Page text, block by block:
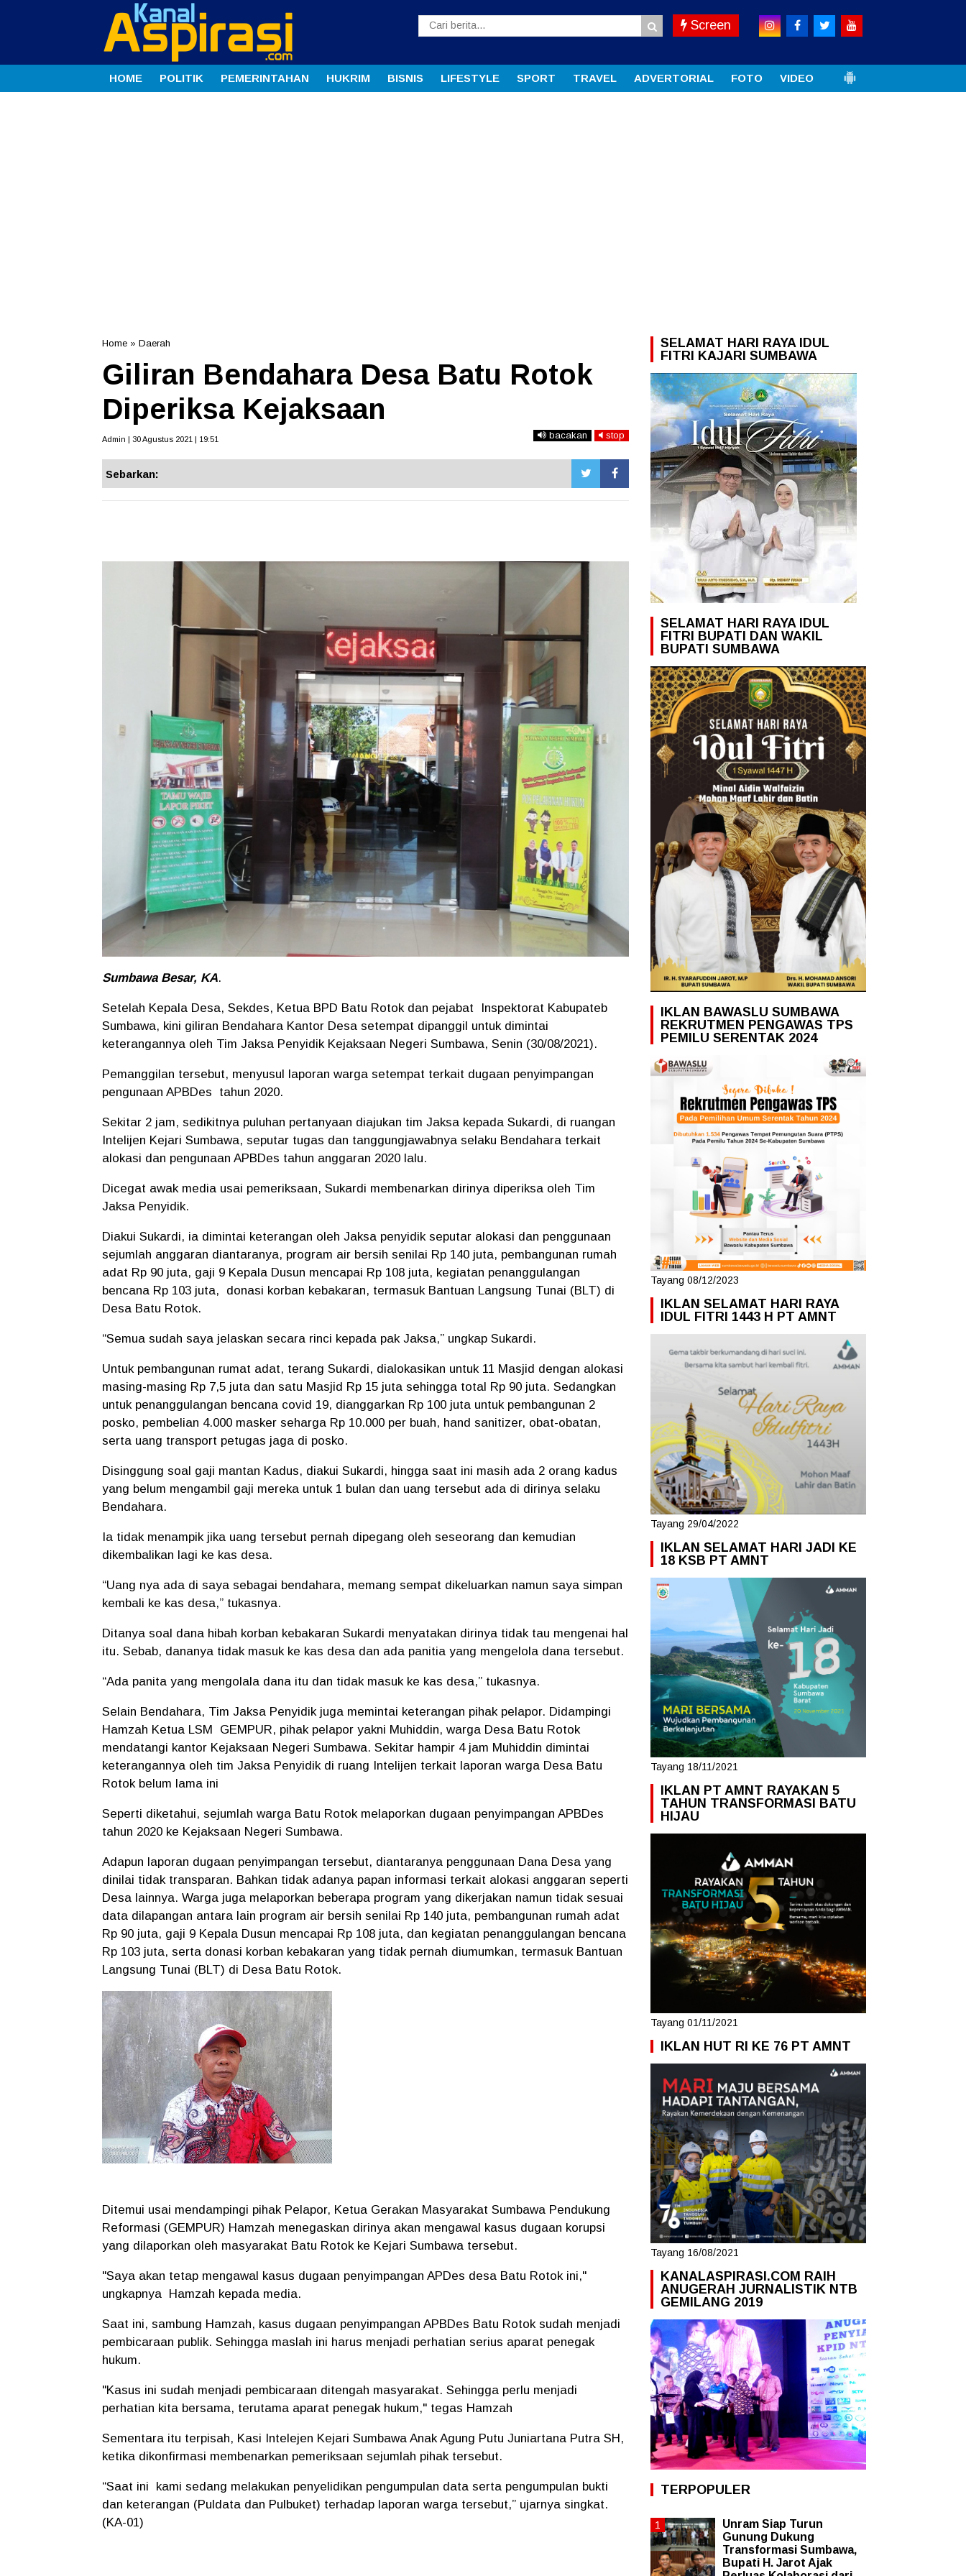
Screen
HOME POLITIK PEMERINTAHAN HUKRIM BISNIS LIFESTYLE SPORT TRAVEL ADVERTORIAL FOTO VIDEO
Home » Daerah
Giliran Bendahara Desa Batu Rotok
Diperiksa Kejaksaan
Admin | 30 Agustus 2021 | 19:51 bacakan stop
Sebarkan:
Sumbawa Besar, KA.
Setelah Kepala Desa, Sekdes, Ketua BPD Batu Rotok dan pejabat Inspektorat Kabupateb
Sumbawa, kini giliran Bendahara Kantor Desa setempat dipanggil untuk dimintai
keterangannya oleh Tim Jaksa Penyidik Kejaksaan Negeri Sumbawa, Senin (30/08/2021).
Pemanggilan tersebut, menyusul laporan warga setempat terkait dugaan penyimpangan
pengunaan APBDes tahun 2020.
Sekitar 2 jam, sedikitnya puluhan pertanyaan diajukan tim Jaksa kepada Sukardi, di ruangan
Intelijen Kejari Sumbawa, seputar tugas dan tanggungjawabnya selaku Bendahara terkait
alokasi dan pengunaan APBDes tahun anggaran 2020 lalu.
Dicegat awak media usai pemeriksaan, Sukardi membenarkan dirinya diperiksa oleh Tim
Jaksa Penyidik.
Diakui Sukardi, ia dimintai keterangan oleh Jaksa penyidik seputar alokasi dan penggunaan
sejumlah anggaran diantaranya, program air bersih senilai Rp 140 juta, pembangunan rumah
adat Rp 90 juta, gaji 9 Kepala Dusun mencapai Rp 108 juta, kegiatan penanggulangan
bencana Rp 103 juta, donasi korban kebakaran, termasuk Bantuan Langsung Tunai (BLT) di
Desa Batu Rotok.
“Semua sudah saya jelaskan secara rinci kepada pak Jaksa,” ungkap Sukardi.
Untuk pembangunan rumat adat, terang Sukardi, dialokasikan untuk 11 Masjid dengan alokasi
masing-masing Rp 7,5 juta dan satu Masjid Rp 15 juta sehingga total Rp 90 juta. Sedangkan
untuk penanggulangan bencana covid 19, dianggarkan Rp 100 juta untuk pembangunan 2
posko, pembelian 4.000 masker seharga Rp 10.000 per buah, hand sanitizer, obat-obatan,
serta uang transport petugas jaga di posko.
Disinggung soal gaji mantan Kadus, diakui Sukardi, hingga saat ini masih ada 2 orang kadus
yang belum mengambil gaji mereka untuk 1 bulan dan uang tersebut ada di dirinya selaku
Bendahara.
Ia tidak menampik jika uang tersebut pernah dipegang oleh seseorang dan kemudian
dikembalikan lagi ke kas desa.
“Uang nya ada di saya sebagai bendahara, memang sempat dikeluarkan namun saya simpan
kembali ke kas desa,” tukasnya.
Ditanya soal dana hibah korban kebakaran Sukardi menyatakan dirinya tidak tau mengenai hal
itu. Sebab, dananya tidak masuk ke kas desa dan ada panitia yang mengelola dana tersebut.
“Ada panita yang mengolala dana itu dan tidak masuk ke kas desa,” tukasnya.
Selain Bendahara, Tim Jaksa Penyidik juga memintai keterangan pihak pelapor. Didampingi
Hamzah Ketua LSM GEMPUR, pihak pelapor yakni Muhiddin, warga Desa Batu Rotok
mendatangi kantor Kejaksaan Negeri Sumbawa. Sekitar hampir 4 jam Muhiddin dimintai
keterangannya oleh tim Jaksa Penyidik di ruang Intelijen terkait laporan warga Desa Batu
Rotok belum lama ini
Seperti diketahui, sejumlah warga Batu Rotok melaporkan dugaan penyimpangan APBDes
tahun 2020 ke Kejaksaan Negeri Sumbawa.
Adapun laporan dugaan penyimpangan tersebut, diantaranya penggunaan Dana Desa yang
dinilai tidak transparan. Bahkan tidak adanya papan informasi terkait alokasi anggaran seperti
Desa lainnya. Warga juga melaporkan beberapa program yang dikerjakan namun tidak sesuai
data dilapangan antara lain program air bersih senilai Rp 140 juta, pembangunan rumah adat
Rp 90 juta, gaji 9 Kepala Dusun mencapai Rp 108 juta, dan kegiatan penanggulangan bencana
Rp 103 juta, serta donasi korban kebakaran yang tidak pernah diumumkan, termasuk Bantuan
Langsung Tunai (BLT) di Desa Batu Rotok.
Ditemui usai mendampingi pihak Pelapor, Ketua Gerakan Masyarakat Sumbawa Pendukung
Reformasi (GEMPUR) Hamzah menegaskan dirinya akan mengawal kasus dugaan korupsi
yang dilaporkan oleh masyarakat Batu Rotok ke Kejari Sumbawa tersebut.
"Saya akan tetap mengawal kasus dugaan penyimpangan APDes desa Batu Rotok ini,"
ungkapnya Hamzah kepada media.
Saat ini, sambung Hamzah, kasus dugaan penyimpangan APBDes Batu Rotok sudah menjadi
pembicaraan publik. Sehingga maslah ini harus menjadi perhatian serius aparat penegak
hukum.
"Kasus ini sudah menjadi pembicaraan ditengah masyarakat. Sehingga perlu menjadi
perhatian kita bersama, terutama aparat penegak hukum," tegas Hamzah
Sementara itu terpisah, Kasi Intelejen Kejari Sumbawa Anak Agung Putu Juniartana Putra SH,
ketika dikonfirmasi membenarkan pemeriksaan sejumlah pihak tersebut.
“Saat ini kami sedang melakukan penyelidikan pengumpulan data serta pengumpulan bukti
dan keterangan (Puldata dan Pulbuket) terhadap laporan warga tersebut,” ujarnya singkat.
(KA-01)
SELAMAT HARI RAYA IDUL
FITRI KAJARI SUMBAWA
SELAMAT HARI RAYA IDUL
FITRI BUPATI DAN WAKIL
BUPATI SUMBAWA
IKLAN BAWASLU SUMBAWA
REKRUTMEN PENGAWAS TPS
PEMILU SERENTAK 2024
Tayang 08/12/2023
IKLAN SELAMAT HARI RAYA
IDUL FITRI 1443 H PT AMNT
Tayang 29/04/2022
IKLAN SELAMAT HARI JADI KE
18 KSB PT AMNT
Tayang 18/11/2021
IKLAN PT AMNT RAYAKAN 5
TAHUN TRANSFORMASI BATU
HIJAU
Tayang 01/11/2021
IKLAN HUT RI KE 76 PT AMNT
Tayang 16/08/2021
KANALASPIRASI.COM RAIH
ANUGERAH JURNALISTIK NTB
GEMILANG 2019
TERPOPULER
Unram Siap Turun
Gunung Dukung
Transformasi Sumbawa,
Bupati H. Jarot Ajak